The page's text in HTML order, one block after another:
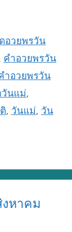
อวยพรวัน
คำอวยพรวัน
ำอวยพรวัน
นแม่,
, วันแม่, วัน
หาคม